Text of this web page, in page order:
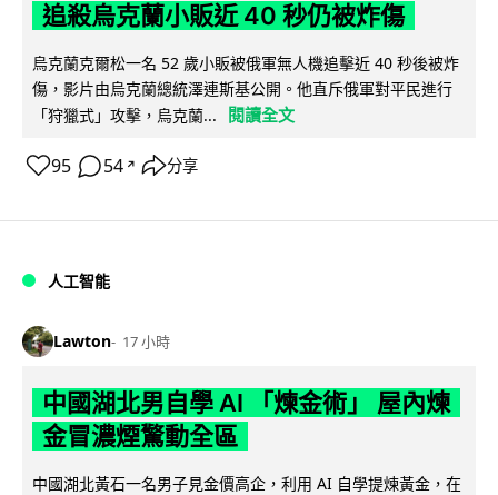
追殺烏克蘭小販近 40 秒仍被炸傷
烏克蘭克爾松一名 52 歲小販被俄軍無人機追擊近 40 秒後被炸
傷，影片由烏克蘭總統澤連斯基公開。他直斥俄軍對平民進行
「狩獵式」攻擊，烏克蘭...
閱讀全文
95 54 ↗ 分享
人工智能
Lawton 17 小時
中國湖北男自學 AI 「煉金術」 屋內煉
金冒濃煙驚動全區
中國湖北黃石一名男子見金價高企，利用 AI 自學提煉黃金，在